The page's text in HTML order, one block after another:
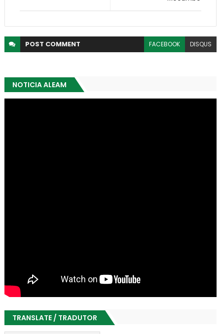
POST COMMENT FACEBOOK DISQUS
NOTICIA ALEAM
TRANSLATE / TRADUTOR